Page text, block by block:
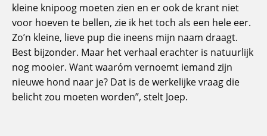
kleine knipoog moeten zien en er ook de krant niet
voor hoeven te bellen, zie ik het toch als een hele eer.
Zo’n kleine, lieve pup die ineens mijn naam draagt.
Best bijzonder. Maar het verhaal erachter is natuurlijk
nog mooier. Want waaróm vernoemt iemand zijn
nieuwe hond naar je? Dat is de werkelijke vraag die
belicht zou moeten worden”, stelt Joep.